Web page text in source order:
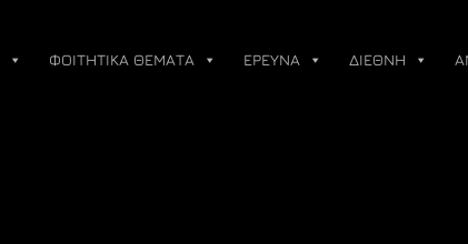
ΦΟΙΤΗΤΙΚΑ ΘΕΜΑΤΑ ΕΡΕΥΝΑ ΔΙΕΘΝΗ